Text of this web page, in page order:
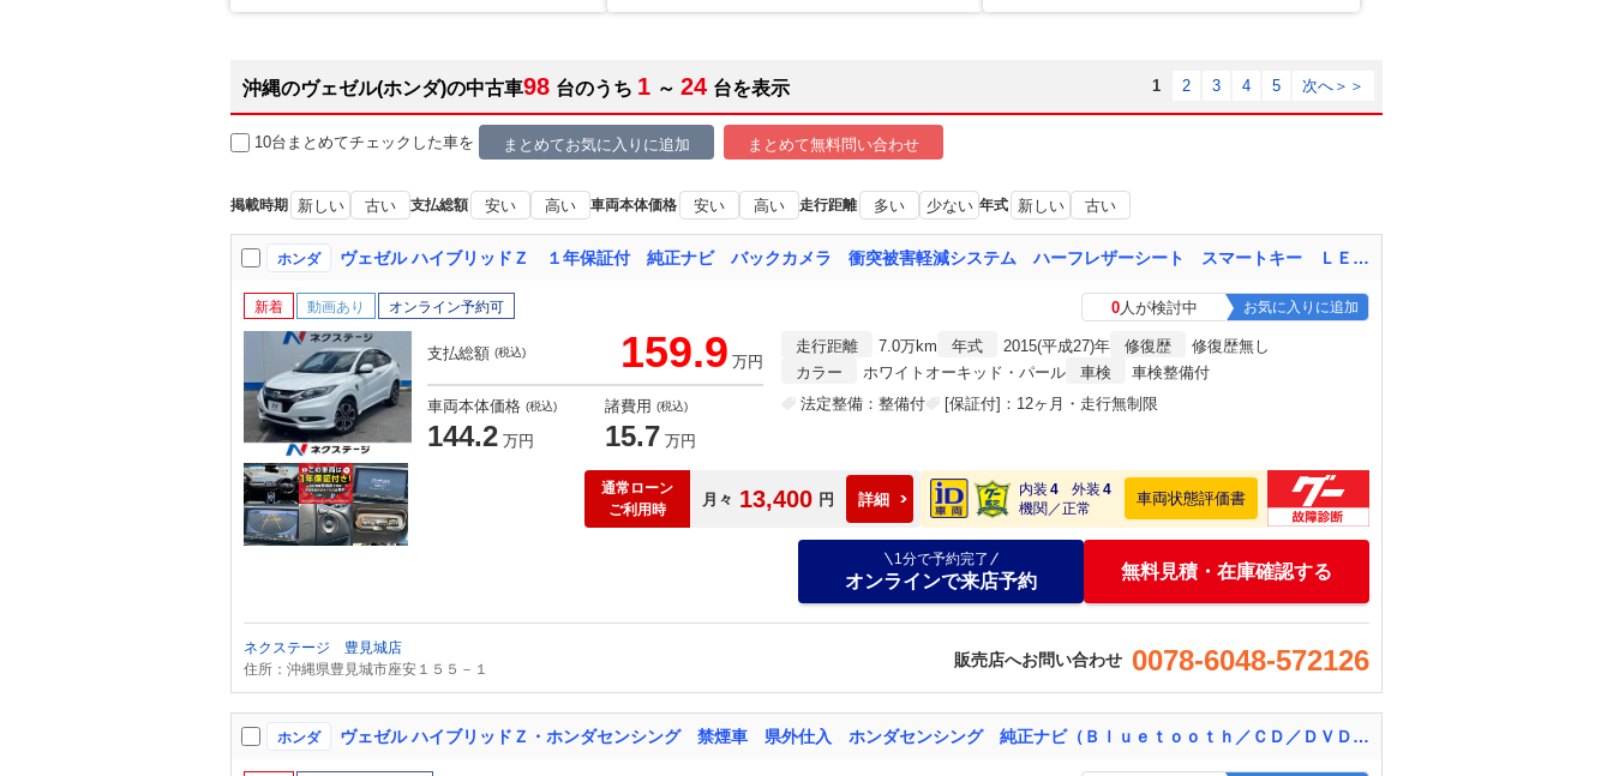
沖縄のヴェゼル(ホンダ)の中古車98 台のうち 1 ～ 24 台を表示 1 2 3 4 5 次へ＞＞
10台まとめてチェック した車を まとめてお気に入りに追加 まとめて無料問い合わせ
掲載時期 新しい 古い 支払総額 安い 高い 車両本体価格 安い 高い 走行距離 多い 少ない 年式 新しい 古い
ホンダ ヴェゼル ハイブリッドＺ １年保証付 純正ナビ バックカメラ 衝突被害軽減システム ハーフレザーシート スマートキー ＬＥＤヘッド ＥＴＣ クルコン 純正１７インチアルミ オートライト デュアルエアコン Ｂｌｕｅｔｏｏｔｈ
新着 動画あり オンライン予約可 0人が検討中 お気に入りに追加
支払総額 (税込) 159.9 万円
車両本体価格 (税込)
144.2 万円
諸費用 (税込)
15.7 万円
走行距離 7.0万km 年式 2015(平成27)年 修復歴
修復歴無し
カラー
ホワイトオーキッド・パール 車検
車検整備付
法定整備：整備付
[保証付]：12ヶ月・走行無制限
通常ローン
ご利用時
月々 13,400 円 詳細
内装 4 外装 4
機関／正常
車両状態評価書
1分で予約完了
オンラインで来店予約 無料見積・在庫確認する
ネクステージ 豊見城店
住所：沖縄県豊見城市座安１５５－１
販売店へお問い合わせ 0078-6048-572126
ホンダ ヴェゼル ハイブリッドＺ・ホンダセンシング 禁煙車 県外仕入 ホンダセンシング 純正ナビ（Ｂｌｕｅｔｏｏｔｈ／ＣＤ／ＤＶＤ／ＡＭ／ＦＭ／フルセグＴＶ） バックカメラ ドライブレコーダー（前後） ビルトインＥＴＣ シートヒーター（Ｄ／Ｎ席）